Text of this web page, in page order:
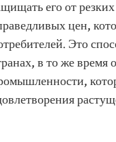
его от
цен,
Это
в то же время